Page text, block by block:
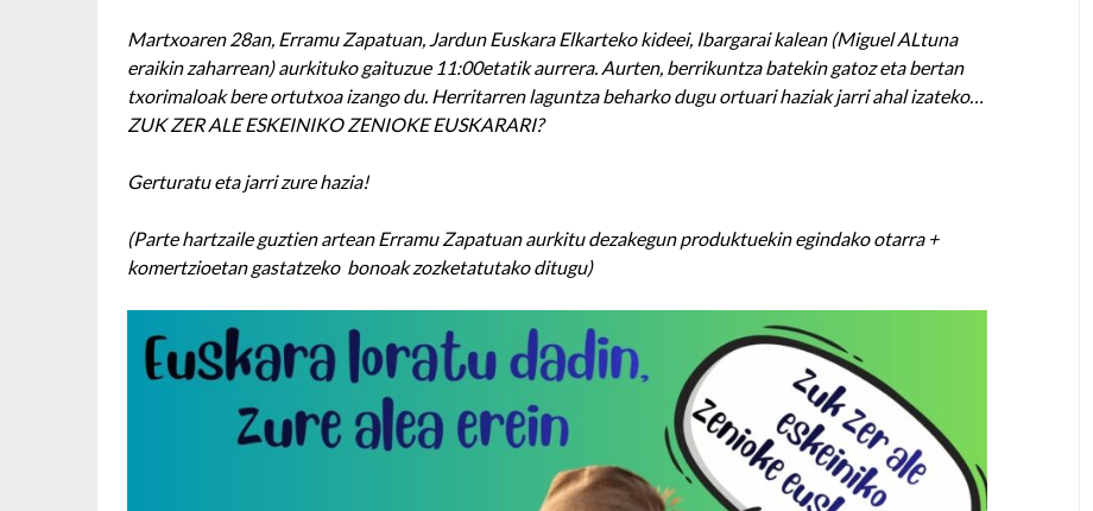
Martxoaren 28an, Erramu Zapatuan, Jardun Euskara Elkarteko kideei, Ibargarai kalean (Miguel ALtuna
eraikin zaharrean) aurkituko gaituzue 11:00etatik aurrera. Aurten, berrikuntza batekin gatoz eta bertan
txorimaloak bere ortutxoa izango du. Herritarren laguntza beharko dugu ortuari haziak jarri ahal izateko…
ZUK ZER ALE ESKEINIKO ZENIOKE EUSKARARI?
Gerturatu eta jarri zure hazia!
(Parte hartzaile guztien artean Erramu Zapatuan aurkitu dezakegun produktuekin egindako otarra +
komertzioetan gastatzeko bonoak zozketatutako ditugu)